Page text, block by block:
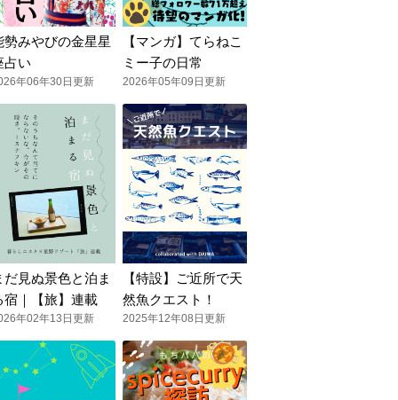
勢みやびの金星星
占い
年06年30日更新
【マンガ】てらねこ
ミー子の日常
2026年05年09日更新
だ見ぬ景色と泊ま
宿｜【旅】連載
年02年13日更新
【特設】ご近所で天
然魚クエスト！
2025年12年08日更新